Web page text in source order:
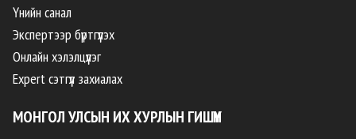
Үнийн санал
Экспертээр бүртгүүлэх
Онлайн хэлэлцүүлэг
Expert сэтгүүл захиалах
МОНГОЛ УЛСЫН ИХ ХУРЛЫН ГИШҮҮН